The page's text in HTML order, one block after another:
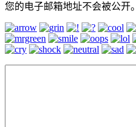
您的电子邮箱地址不会被公开。